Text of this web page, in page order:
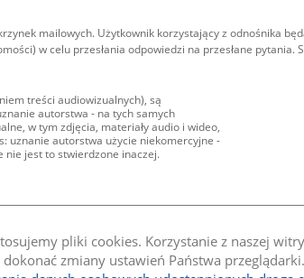
pliki cookies. Korzystanie z naszej
zmiany ustawień Państwa
mailowych. Użytkownik korzystający z odnośnika
w celu przesłania odpowiedzi na przesłane pytania.
treści audiowizualnych), są
autorstwa - na tych samych
w tym zdjęcia, materiały audio i wideo,
uznanie autorstwa użycie niekomercyjne -
nie jest to stwierdzone inaczej.